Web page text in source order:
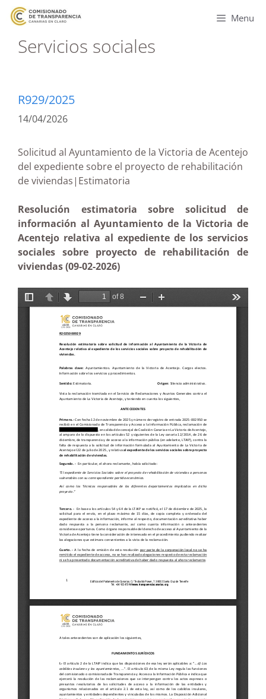
Menu
Servicios sociales
R929/2025
14/04/2026
Solicitud al Ayuntamiento de la Victoria de Acentejo
del expediente sobre el proyecto de rehabilitación
de viviendas|Estimatoria
Resolución estimatoria sobre solicitud de
información al Ayuntamiento de la Victoria de
Acentejo relativa al expediente de los servicios
sociales sobre proyecto de rehabilitación de
viviendas (09-02-2026)